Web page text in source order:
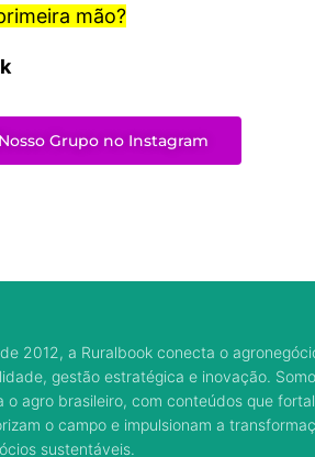
mão?
Grupo no Instagram
2012, a Ruralbook conecta o
gestão estratégica e inovação.
o agro brasileiro, com conteúdos que
o campo e impulsionam a
sustentáveis.